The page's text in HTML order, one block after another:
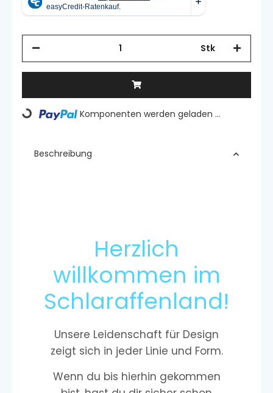
Stk
Loading... Komponenten werden geladen ...
Beschreibung
Herzlich
willkommen im
Schlaraffenland!
Unsere Leidenschaft für Design
zeigt sich in jeder Linie und Form.
Wenn du bis hierhin gekommen